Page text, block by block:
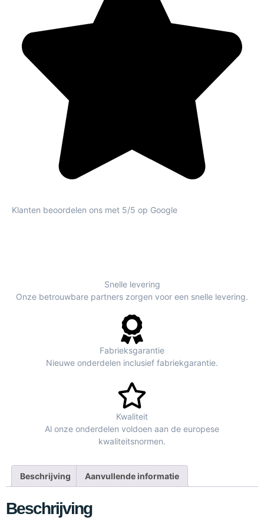
Klanten beoordelen ons met 5/5 op Google
Snelle levering
Onze betrouwbare partners zorgen voor een snelle levering.
Fabrieksgarantie
Nieuwe onderdelen inclusief fabriekgarantie.
Kwaliteit
Al onze onderdelen voldoen aan de europese
kwaliteitsnormen.
Beschrijving Aanvullende informatie
Beschrijving